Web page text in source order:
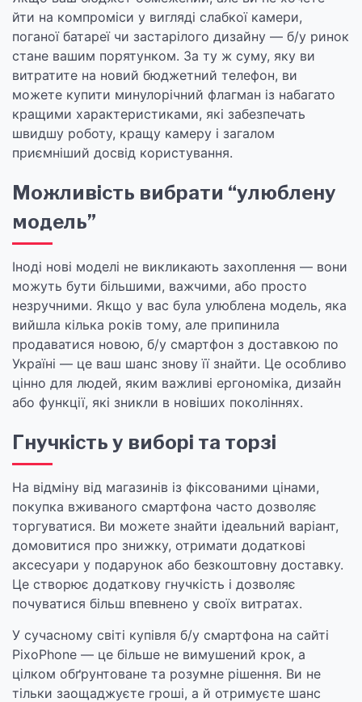
йти на компроміси у вигляді слабкої камери,
поганої батареї чи застарілого дизайну — б/у ринок
стане вашим порятунком. За ту ж суму, яку ви
витратите на новий бюджетний телефон, ви
можете купити минулорічний флагман із набагато
кращими характеристиками, які забезпечать
швидшу роботу, кращу камеру і загалом
приємніший досвід користування.
Можливість вибрати “улюблену
модель”
Іноді нові моделі не викликають захоплення — вони
можуть бути більшими, важчими, або просто
незручними. Якщо у вас була улюблена модель, яка
вийшла кілька років тому, але припинила
продаватися новою, б/у смартфон з доставкою по
Україні — це ваш шанс знову її знайти. Це особливо
цінно для людей, яким важливі ергономіка, дизайн
або функції, які зникли в новіших поколіннях.
Гнучкість у виборі та торзі
На відміну від магазинів із фіксованими цінами,
покупка вживаного смартфона часто дозволяє
торгуватися. Ви можете знайти ідеальний варіант,
домовитися про знижку, отримати додаткові
аксесуари у подарунок або безкоштовну доставку.
Це створює додаткову гнучкість і дозволяє
почуватися більш впевнено у своїх витратах.
У сучасному світі купівля б/у смартфона на сайті
PixoPhone — це більше не вимушений крок, а
цілком обґрунтоване та розумне рішення. Ви не
тільки заощаджуєте гроші, а й отримуєте шанс